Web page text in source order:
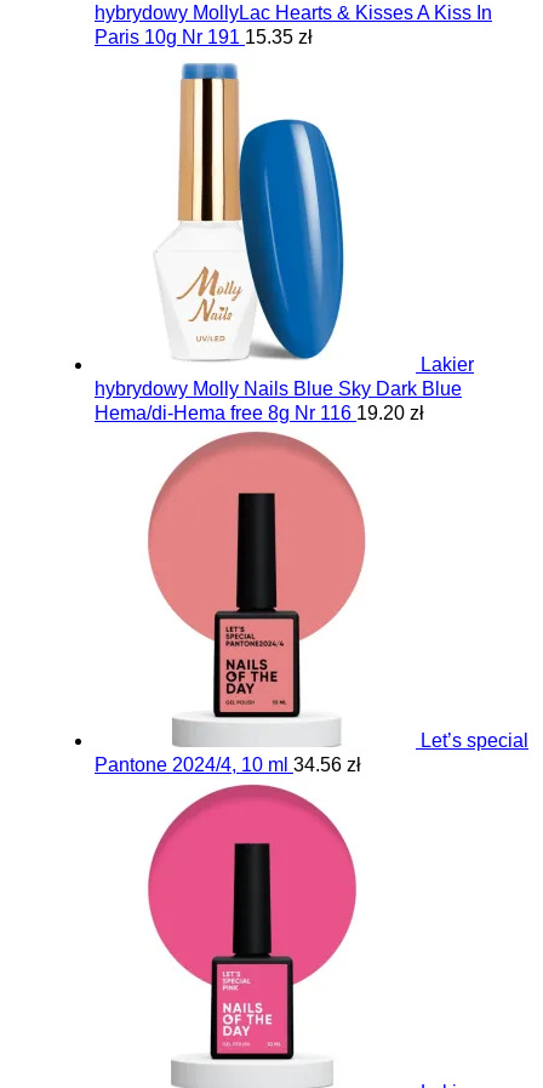
hybrydowy MollyLac Hearts & Kisses A Kiss In
Paris 10g Nr 191 15.35 zł
Lakier
hybrydowy Molly Nails Blue Sky Dark Blue
Hema/di-Hema free 8g Nr 116 19.20 zł
Let’s special
Pantone 2024/4, 10 ml 34.56 zł